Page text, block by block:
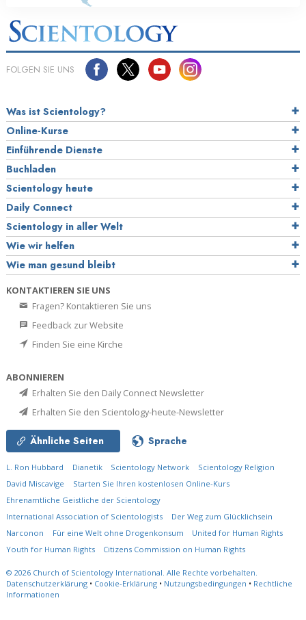
FOLGEN SIE UNS
Was ist Scientology?
Online-Kurse
Einführende Dienste
Buchladen
Scientology heute
Daily Connect
Scientology in aller Welt
Wie wir helfen
Wie man gesund bleibt
KONTAKTIEREN SIE UNS
Fragen? Kontaktieren Sie uns
Feedback zur Website
Finden Sie eine Kirche
ABONNIEREN
Erhalten Sie den Daily Connect Newsletter
Erhalten Sie den Scientology-heute-Newsletter
Ähnliche Seiten Sprache
L. Ron Hubbard Dianetik Scientology Network
Scientology Religion
David Miscavige
Starten Sie Ihren kostenlosen Online-Kurs
Ehrenamtliche Geistliche der Scientology
International Association of Scientologists
Der Weg zum Glücklichsein
Narconon
Für eine Welt ohne Drogenkonsum
United for Human Rights
Youth for Human Rights
Citizens Commission on Human Rights
© 2026 Church of Scientology International. Alle Rechte vorbehalten.
Datenschutzerklärung • Cookie-Erklärung • Nutzungsbedingungen • Rechtliche
Informationen